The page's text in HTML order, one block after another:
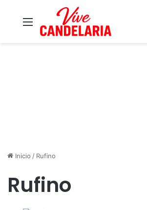
Inicio / Rufino
Rufino